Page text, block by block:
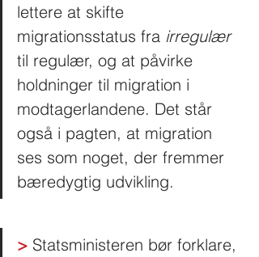
lettere at skifte
migrationsstatus fra irregulær
til regulær, og at påvirke
holdninger til migration i
modtagerlandene. Det står
også i pagten, at migration
ses som noget, der fremmer
bæredygtig udvikling.
> Statsministeren bør forklare,